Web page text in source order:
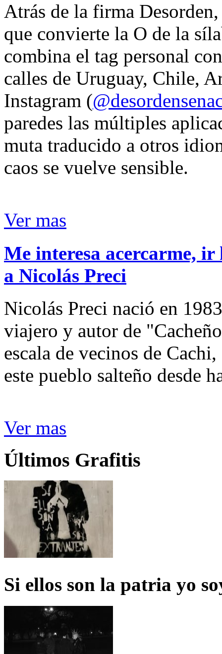
Atrás de la firma
que convierte la O de la
combina el tag personal
calles de Uruguay, Chile,
Instagram (
paredes las múltiples
muta traducido a otros
caos se vuelve sensible.
Ver mas
Me interesa acercarme,
a Nicolás Preci
Nicolás Preci nació en
viajero y autor de
escala de vecinos de
este pueblo salteño desde
Ver mas
Últimos Grafitis
Si ellos son la patria yo